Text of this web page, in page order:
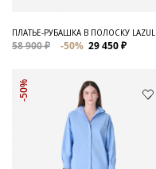
ПЛАТЬЕ-РУБАШКА В ПОЛОСКУ LAZUL
58 900 ₽ -50% 29 450 ₽
-50%